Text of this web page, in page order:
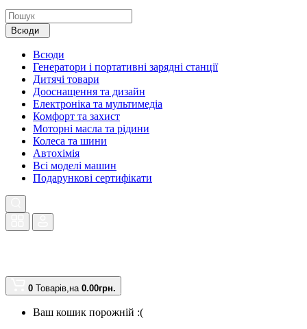
Всюди
Всюди
Генератори і портативні зарядні станції
Дитячі товари
Дооснащення та дизайн
Електроніка та мультимедіа
Комфорт та захист
Моторні масла та рідини
Колеса та шини
Автохімія
Всі моделі машин
Подарункові сертифікати
0 Товарів,на 0.00грн.
Ваш кошик порожній :(